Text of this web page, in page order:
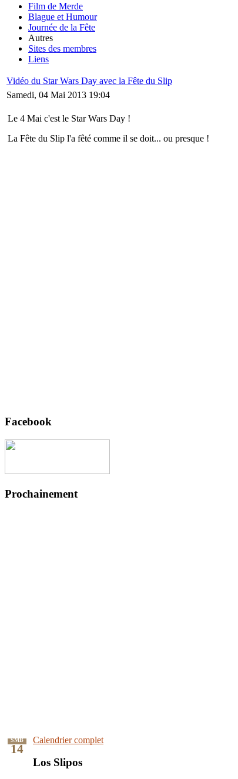
Film de Merde
Blague et Humour
Journée de la Fête
Autres
Sites des membres
Liens
Vidéo du Star Wars Day avec la Fête du Slip
Samedi, 04 Mai 2013 19:04
Le 4 Mai c'est le Star Wars Day !
La Fête du Slip l'a fêté comme il se doit... ou presque !
Facebook
Prochainement
SMB
14
Calendrier complet
Los Slipos